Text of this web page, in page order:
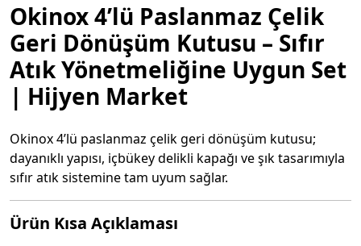
Okinox 4’lü Paslanmaz Çelik
Geri Dönüşüm Kutusu – Sıfır
Atık Yönetmeliğine Uygun Set
| Hijyen Market
Okinox 4’lü paslanmaz çelik geri dönüşüm kutusu;
dayanıklı yapısı, içbükey delikli kapağı ve şık tasarımıyla
sıfır atık sistemine tam uyum sağlar.
Ürün Kısa Açıklaması